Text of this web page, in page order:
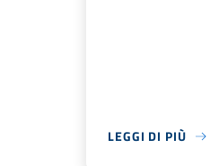
LEGGI DI PIÙ